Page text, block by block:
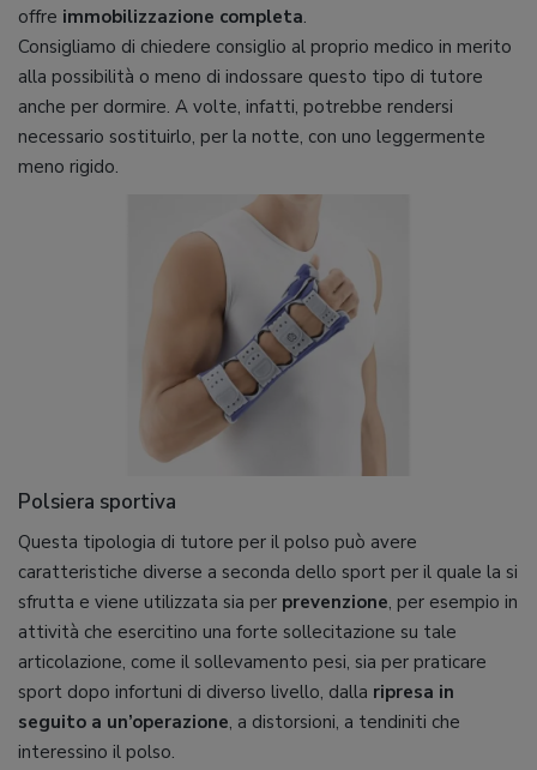
offre immobilizzazione completa.
Consigliamo di chiedere consiglio al proprio medico in merito
alla possibilità o meno di indossare questo tipo di tutore
anche per dormire. A volte, infatti, potrebbe rendersi
necessario sostituirlo, per la notte, con uno leggermente
meno rigido.
Polsiera sportiva
Questa tipologia di tutore per il polso può avere
caratteristiche diverse a seconda dello sport per il quale la si
sfrutta e viene utilizzata sia per prevenzione, per esempio in
attività che esercitino una forte sollecitazione su tale
articolazione, come il sollevamento pesi, sia per praticare
sport dopo infortuni di diverso livello, dalla ripresa in
seguito a un’operazione, a distorsioni, a tendiniti che
interessino il polso.